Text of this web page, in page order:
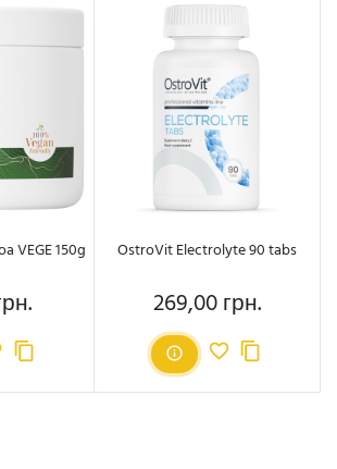
VEGE 150g OstroVit Electrolyte 90 tabs
Ціна
269,00 грн.